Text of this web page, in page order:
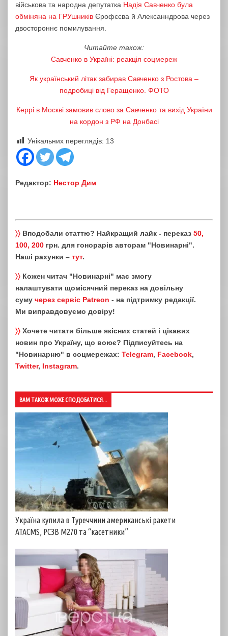
військова та народна депутатка Надія Савченко була
обміняна на ГРУшників Єрофєєва й Алексанндрова через
двостороннє помилування.
Читайте також:
Савченко в Україні: реакція соцмереж
Як український літак забирав Савченко з Ростова –
подробиці від Геращенко. ФОТО
Керрі в Москві замовив слово за Савченко та вихід України
на кордон з РФ на Донбасі
Унікальних переглядів: 13
Редактор: Нестор Дим
〉〉 Вподобали статтю? Найкращий лайк - переказ 50,
100, 200 грн. для гонорарів авторам "Новинарні".
Наші рахунки – тут.
〉〉 Кожен читач "Новинарні" має змогу
налаштувати щомісячний переказ на довільну
суму через сервіс Patreon - на підтримку редакції.
Ми виправдовуємо довіру!
〉〉 Хочете читати більше якісних статей і цікавих
новин про Україну, що воює? Підписуйтесь на
"Новинарню" в соцмережах: Telegram, Facebook,
Twitter, Instagram.
ВАМ ТАКОЖ МОЖЕ СПОДОБАТИСЯ...
Україна купила в Туреччини американські ракети
ATACMS, РСЗВ M270 та “касетники”